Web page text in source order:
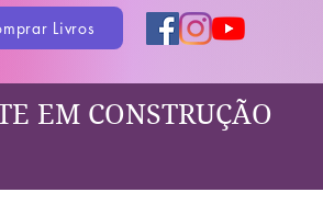
Livros
EM CONSTRUÇÃO